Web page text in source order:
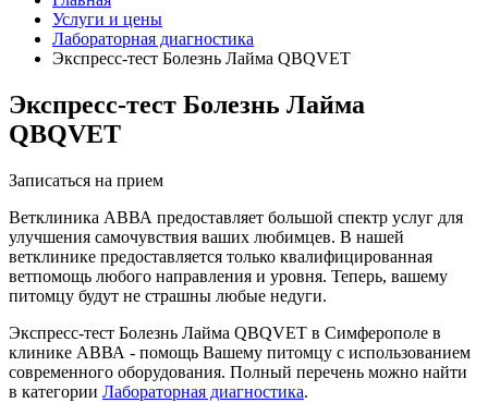
Услуги и цены
Лабораторная диагностика
Экспресс-тест Болезнь Лайма QBQVET
Экспресс-тест Болезнь Лайма
QBQVET
Записаться на прием
Ветклиника АВВА предоставляет большой спектр услуг для
улучшения самочувствия ваших любимцев. В нашей
ветклинике предоставляется только квалифицированная
ветпомощь любого направления и уровня. Теперь, вашему
питомцу будут не страшны любые недуги.
Экспресс-тест Болезнь Лайма QBQVET в Симферополе в
клинике АВВА - помощь Вашему питомцу с использованием
современного оборудования. Полный перечень можно найти
в категории Лабораторная диагностика.